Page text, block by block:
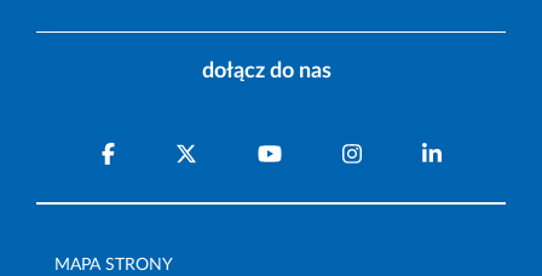
dołącz do nas
MAPA STRONY